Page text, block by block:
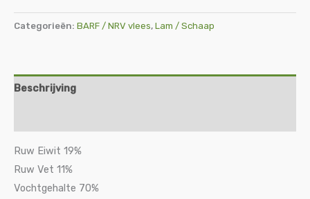
Categorieën: BARF / NRV vlees, Lam / Schaap
Beschrijving
Ruw Eiwit 19%
Ruw Vet 11%
Vochtgehalte 70%